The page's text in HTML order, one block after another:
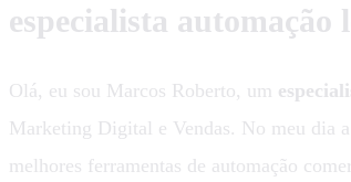
especialista automação
Olá, eu sou Marcos Roberto, um
Marketing Digital e Vendas. No meu
melhores ferramentas de automação